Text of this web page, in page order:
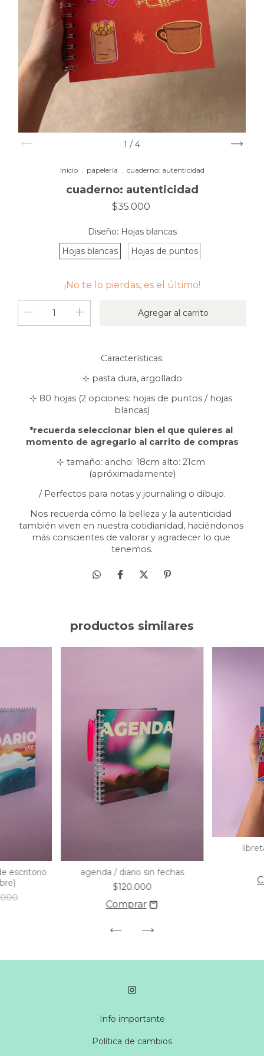
1 / 4
Inicio papelería cuaderno: autenticidad
cuaderno: autenticidad
$35.000
Diseño: Hojas blancas
Hojas blancas
Hojas de puntos
¡No te lo pierdas, es el último!
Características:
⊹ pasta dura, argollado
⊹ 80 hojas (2 opciones: hojas de puntos / hojas
blancas)
*recuerda seleccionar bien el que quieres al
momento de agregarlo al carrito de compras
⊹ tamaño: ancho: 18cm alto: 21cm
(apróximadamente)
/ Perfectos para notas y journaling o dibujo.
Nos recuerda cómo la belleza y la autenticidad
también viven en nuestra cotidianidad, haciéndonos
más conscientes de valorar y agradecer lo que
tenemos.
productos similares
escritorio
agenda / diario sin fechas
$120.000
Info importante
Política de cambios